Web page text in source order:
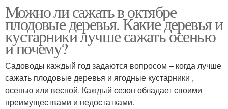
Можно ли сажать в октябре
плодовые деревья. Какие деревья и
кустарники лучше сажать осенью
и почему?
Садоводы каждый год задаются вопросом – когда лучше
сажать плодовые деревья и ягодные кустарники ,
осенью или весной. Каждый сезон обладает своими
преимуществами и недостатками.